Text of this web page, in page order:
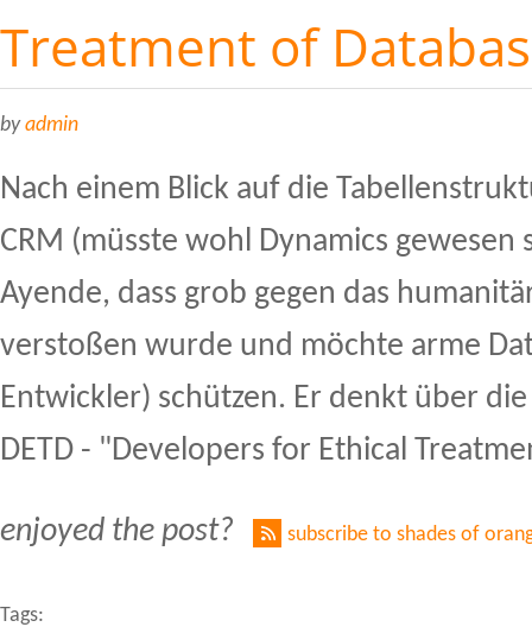
Treatment of
byadmin
Nach einem Blick auf die
CRM (müsste wohl Dynamics
Ayende, dass grob gegen das
verstoßen wurde und möchte arme
Entwickler) schützen. Er denkt über
DETD - "Developers for Ethical
enjoyed the post? subscribe to shades of
Tags: